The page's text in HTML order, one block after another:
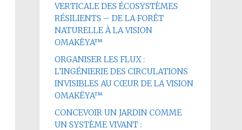
VERTICALE DES ÉCOSYSTÈMES
RÉSILIENTS – DE LA FORÊT
NATURELLE À LA VISION
OMAKËYA™
ORGANISER LES FLUX :
L’INGÉNIERIE DES CIRCULATIONS
INVISIBLES AU CŒUR DE LA VISION
OMAKËYA™
CONCEVOIR UN JARDIN COMME
UN SYSTÈME VIVANT :